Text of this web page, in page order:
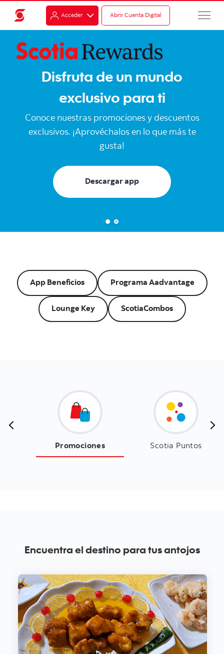
Acceder Abrir Cuenta Digital
Disfruta de un mundo
exclusivo para ti
Conoce nuestras promociones y descuentos
exclusivos. ¡Aprovéchalos en lo que más te
gusta!
Descargar app
App Beneficios Programa Aadvantage
Lounge Key ScotiaCombos
Promociones Scotia Puntos
Encuentra el destino para tus antojos